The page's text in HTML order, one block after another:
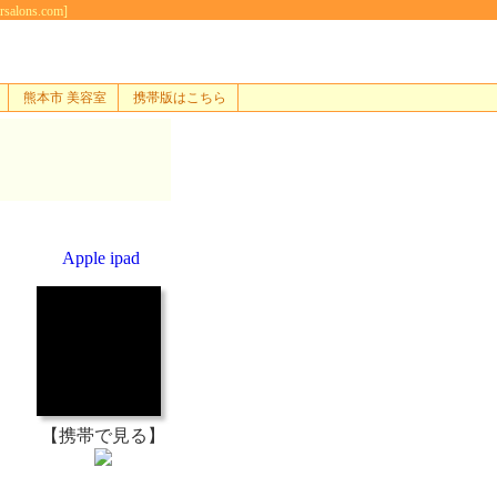
熊本市 美容室 携帯版はこちら
Apple ipad
【携帯で見る】